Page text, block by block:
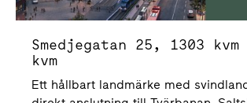
Smedjegatan 25, 1303 kvm -
kvm
Ett hållbart landmärke med